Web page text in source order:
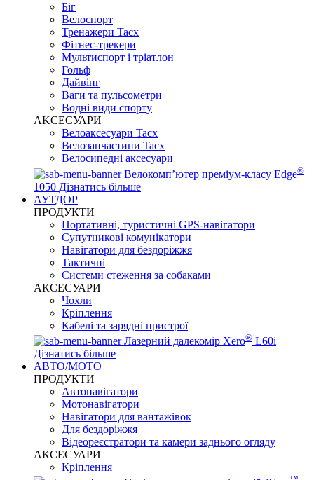
Біг
Велоспорт
Тренажери Tacx
Фітнес-трекери
Мультиспорт і тріатлон
Гольф
Дайвінг
Ваги та пульсометри
Водні види спорту
AKCЕСУАРИ
Велоаксесуари Tacx
Велозапчастини Tacx
Велосипедні аксесуари
Велокомп’ютер преміум-класу Edge®
1050 Дізнатись більше
АУТДОР
ПРОДУКТИ
Портативні, туристичні GPS-навігатори
Супутникові комунікатори
Навігатори для бездоріжжя
Тактичні
Системи стеження за собаками
АКСЕСУАРИ
Чохли
Кріплення
Кабелі та зарядні пристрої
Лазерний далекомір Xero® L60i
Дізнатись більше
АВТО/МОТО
ПРОДУКТИ
Автонавігатори
Мотонавігатори
Навігатори для вантажівок
Для бездоріжжя
Відеореєстратори та камери заднього огляду
АКСЕСУАРИ
Кріплення